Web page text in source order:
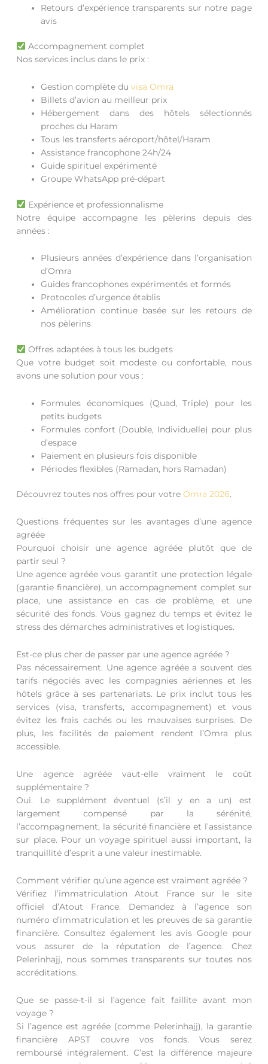
Retours d’expérience transparents sur notre page
avis
Accompagnement complet
Nos services inclus dans le prix :
Gestion complète duvisa Omra
Billets d’avion au meilleur prix
Hébergement dans des hôtels sélectionnés
proches du Haram
Tous les transferts aéroport/hôtel/Haram
Assistance francophone 24h/24
Guide spirituel expérimenté
Groupe WhatsApp pré-départ
Expérience et professionnalisme
Notre équipe accompagne les pèlerins depuis des
années :
Plusieurs années d’expérience dans l’organisation
d’Omra
Guides francophones expérimentés et formés
Protocoles d’urgence établis
Amélioration continue basée sur les retours de
nos pèlerins
Offres adaptées à tous les budgets
Que votre budget soit modeste ou confortable, nous
avons une solution pour vous :
Formules économiques (Quad, Triple) pour les
petits budgets
Formules confort (Double, Individuelle) pour plus
d’espace
Paiement en plusieurs fois disponible
Périodes flexibles (Ramadan, hors Ramadan)
Découvrez toutes nos offres pour votreOmra 2026.
Questions fréquentes sur les avantages d’une agence
agréée
Pourquoi choisir une agence agréée plutôt que de
partir seul ?
Une agence agréée vous garantit une protection légale
(garantie financière), un accompagnement complet sur
place, une assistance en cas de problème, et une
sécurité des fonds. Vous gagnez du temps et évitez le
stress des démarches administratives et logistiques.
Est-ce plus cher de passer par une agence agréée ?
Pas nécessairement. Une agence agréée a souvent des
tarifs négociés avec les compagnies aériennes et les
hôtels grâce à ses partenariats. Le prix inclut tous les
services (visa, transferts, accompagnement) et vous
évitez les frais cachés ou les mauvaises surprises. De
plus, les facilités de paiement rendent l’Omra plus
accessible.
Une agence agréée vaut-elle vraiment le coût
supplémentaire ?
Oui. Le supplément éventuel (s’il y en a un) est
largement compensé par la sérénité,
l’accompagnement, la sécurité financière et l’assistance
sur place. Pour un voyage spirituel aussi important, la
tranquillité d’esprit a une valeur inestimable.
Comment vérifier qu’une agence est vraiment agréée ?
Vérifiez l’immatriculation Atout France sur le site
officiel d’Atout France. Demandez à l’agence son
numéro d’immatriculation et les preuves de sa garantie
financière. Consultez également les avis Google pour
vous assurer de la réputation de l’agence. Chez
Pelerinhajj, nous sommes transparents sur toutes nos
accréditations.
Que se passe-t-il si l’agence fait faillite avant mon
voyage ?
Si l’agence est agréée (comme Pelerinhajj), la garantie
financière APST couvre vos fonds. Vous serez
remboursé intégralement. C’est la différence majeure